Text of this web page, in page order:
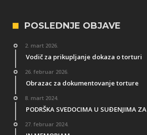
POSLEDNJE OBJAVE
2. mart 2026.
Vodič za prikupljanje dokaza o torturi
26. februar 2026.
Obrazac za dokumentovanje torture
8. mart 2024.
PODRŠKA SVEDOCIMA U SUĐENJIMA
27. februar 2024.